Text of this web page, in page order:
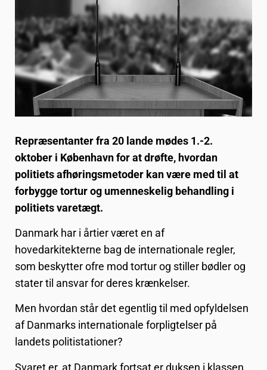
Repræsentanter fra 20 lande mødes 1.-2.
oktober i København for at drøfte, hvordan
politiets afhøringsmetoder kan være med til at
forbygge tortur og umenneskelig behandling i
politiets varetægt.
Danmark har i årtier været en af
hovedarkitekterne bag de internationale regler,
som beskytter ofre mod tortur og stiller bødler og
stater til ansvar for deres krænkelser.
Men hvordan står det egentlig til med opfyldelsen
af Danmarks internationale forpligtelser på
landets politistationer?
Svaret er, at Danmark fortsat er duksen i klassen,